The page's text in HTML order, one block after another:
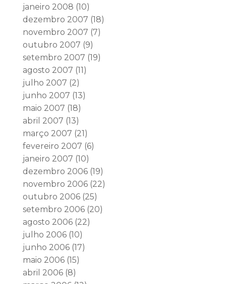
janeiro 2008 (10)
dezembro 2007 (18)
novembro 2007 (7)
outubro 2007 (9)
setembro 2007 (19)
agosto 2007 (11)
julho 2007 (2)
junho 2007 (13)
maio 2007 (18)
abril 2007 (13)
março 2007 (21)
fevereiro 2007 (6)
janeiro 2007 (10)
dezembro 2006(19)
novembro 2006(22)
outubro 2006(25)
setembro 2006(20)
agosto 2006(22)
julho 2006(10)
junho 2006(17)
maio 2006(15)
abril 2006(8)